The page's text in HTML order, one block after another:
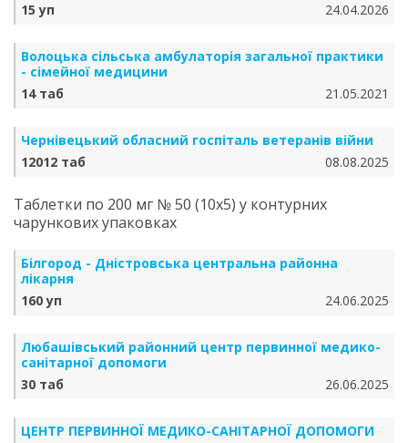
15 уп
24.04.2026
Волоцька сільська амбулаторія загальної практики
- сімейної медицини
14 таб
21.05.2021
Чернівецький обласний госпіталь ветеранів війни
12012 таб
08.08.2025
Таблетки по 200 мг № 50 (10х5) у контурних
чарункових упаковках
Білгород - Дністровська центральна районна
лікарня
160 уп
24.06.2025
Любашівський районний центр первинної медико-
санітарної допомоги
30 таб
26.06.2025
ЦЕНТР ПЕРВИННОЇ МЕДИКО-САНІТАРНОЇ ДОПОМОГИ